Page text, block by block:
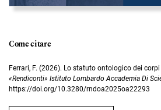
Come citare
Ferrari, F. (2026). Lo statuto ontologico dei
«Rendiconti» Istituto Lombardo Accademia Di
https://doi.org/10.3280/rndoa2025oa22293